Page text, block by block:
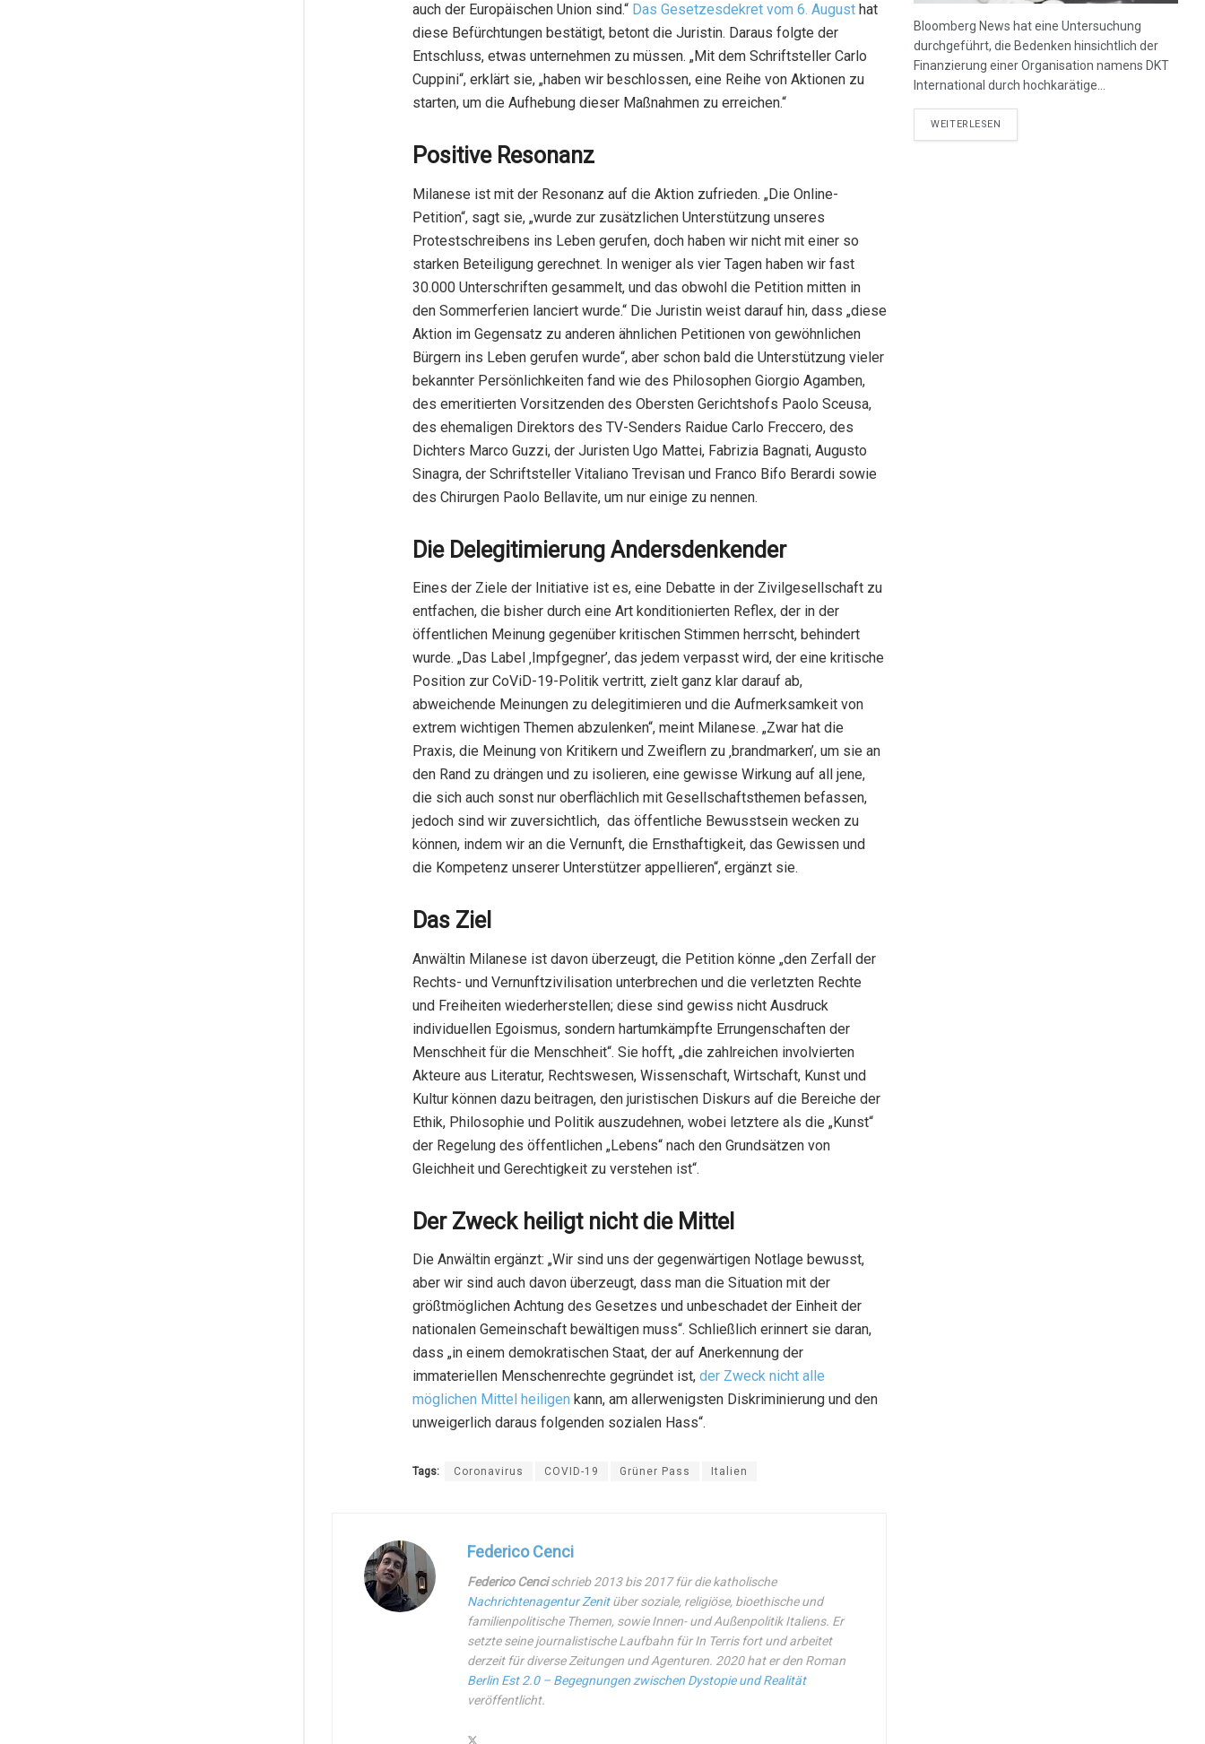
auch der Europäischen Union sind.“ Das Gesetzesdekret vom 6. August hat
diese Befürchtungen bestätigt, betont die Juristin. Daraus folgte der
Entschluss, etwas unternehmen zu müssen. „Mit dem Schriftsteller Carlo
Cuppini“, erklärt sie, „haben wir beschlossen, eine Reihe von Aktionen zu
starten, um die Aufhebung dieser Maßnahmen zu erreichen.“
Positive Resonanz
Milanese ist mit der Resonanz auf die Aktion zufrieden. „Die Online-
Petition“, sagt sie, „wurde zur zusätzlichen Unterstützung unseres
Protestschreibens ins Leben gerufen, doch haben wir nicht mit einer so
starken Beteiligung gerechnet. In weniger als vier Tagen haben wir fast
30.000 Unterschriften gesammelt, und das obwohl die Petition mitten in
den Sommerferien lanciert wurde.“ Die Juristin weist darauf hin, dass „diese
Aktion im Gegensatz zu anderen ähnlichen Petitionen von gewöhnlichen
Bürgern ins Leben gerufen wurde“, aber schon bald die Unterstützung vieler
bekannter Persönlichkeiten fand wie des Philosophen Giorgio Agamben,
des emeritierten Vorsitzenden des Obersten Gerichtshofs Paolo Sceusa,
des ehemaligen Direktors des TV-Senders Raidue Carlo Freccero, des
Dichters Marco Guzzi, der Juristen Ugo Mattei, Fabrizia Bagnati, Augusto
Sinagra, der Schriftsteller Vitaliano Trevisan und Franco Bifo Berardi sowie
des Chirurgen Paolo Bellavite, um nur einige zu nennen.
Die Delegitimierung Andersdenkender
Eines der Ziele der Initiative ist es, eine Debatte in der Zivilgesellschaft zu
entfachen, die bisher durch eine Art konditionierten Reflex, der in der
öffentlichen Meinung gegenüber kritischen Stimmen herrscht, behindert
wurde. „Das Label ‚Impfgegner’, das jedem verpasst wird, der eine kritische
Position zur CoViD-19-Politik vertritt, zielt ganz klar darauf ab,
abweichende Meinungen zu delegitimieren und die Aufmerksamkeit von
extrem wichtigen Themen abzulenken“, meint Milanese. „Zwar hat die
Praxis, die Meinung von Kritikern und Zweiflern zu ‚brandmarken’, um sie an
den Rand zu drängen und zu isolieren, eine gewisse Wirkung auf all jene,
die sich auch sonst nur oberflächlich mit Gesellschaftsthemen befassen,
jedoch sind wir zuversichtlich, das öffentliche Bewusstsein wecken zu
können, indem wir an die Vernunft, die Ernsthaftigkeit, das Gewissen und
die Kompetenz unserer Unterstützer appellieren“, ergänzt sie.
Das Ziel
Anwältin Milanese ist davon überzeugt, die Petition könne „den Zerfall der
Rechts- und Vernunftzivilisation unterbrechen und die verletzten Rechte
und Freiheiten wiederherstellen; diese sind gewiss nicht Ausdruck
individuellen Egoismus, sondern hartumkämpfte Errungenschaften der
Menschheit für die Menschheit“. Sie hofft, „die zahlreichen involvierten
Akteure aus Literatur, Rechtswesen, Wissenschaft, Wirtschaft, Kunst und
Kultur können dazu beitragen, den juristischen Diskurs auf die Bereiche der
Ethik, Philosophie und Politik auszudehnen, wobei letztere als die „Kunst“
der Regelung des öffentlichen „Lebens“ nach den Grundsätzen von
Gleichheit und Gerechtigkeit zu verstehen ist“.
Der Zweck heiligt nicht die Mittel
Die Anwältin ergänzt: „Wir sind uns der gegenwärtigen Notlage bewusst,
aber wir sind auch davon überzeugt, dass man die Situation mit der
größtmöglichen Achtung des Gesetzes und unbeschadet der Einheit der
nationalen Gemeinschaft bewältigen muss“. Schließlich erinnert sie daran,
dass „in einem demokratischen Staat, der auf Anerkennung der
immateriellen Menschenrechte gegründet ist, der Zweck nicht alle
möglichen Mittel heiligen kann, am allerwenigsten Diskriminierung und den
unweigerlich daraus folgenden sozialen Hass“.
Tags: Coronavirus COVID-19 Grüner Pass Italien
Federico Cenci
Federico Cencischrieb 2013 bis 2017 für die katholische
Nachrichtenagentur Zenitüber soziale, religiöse, bioethische und
familienpolitische Themen, sowie Innen- und Außenpolitik Italiens. Er
setzte seine journalistische Laufbahn fürIn Terrisfort und arbeitet
derzeit für diverse Zeitungen und Agenturen. 2020 hat er den Roman
Berlin Est 2.0 – Begegnungen zwischen Dystopie und Realität
veröffentlicht.
Bloomberg News hat eine Untersuchung
durchgeführt, die Bedenken hinsichtlich der
Finanzierung einer Organisation namens DKT
International durch hochkarätige...
WEITERLESEN